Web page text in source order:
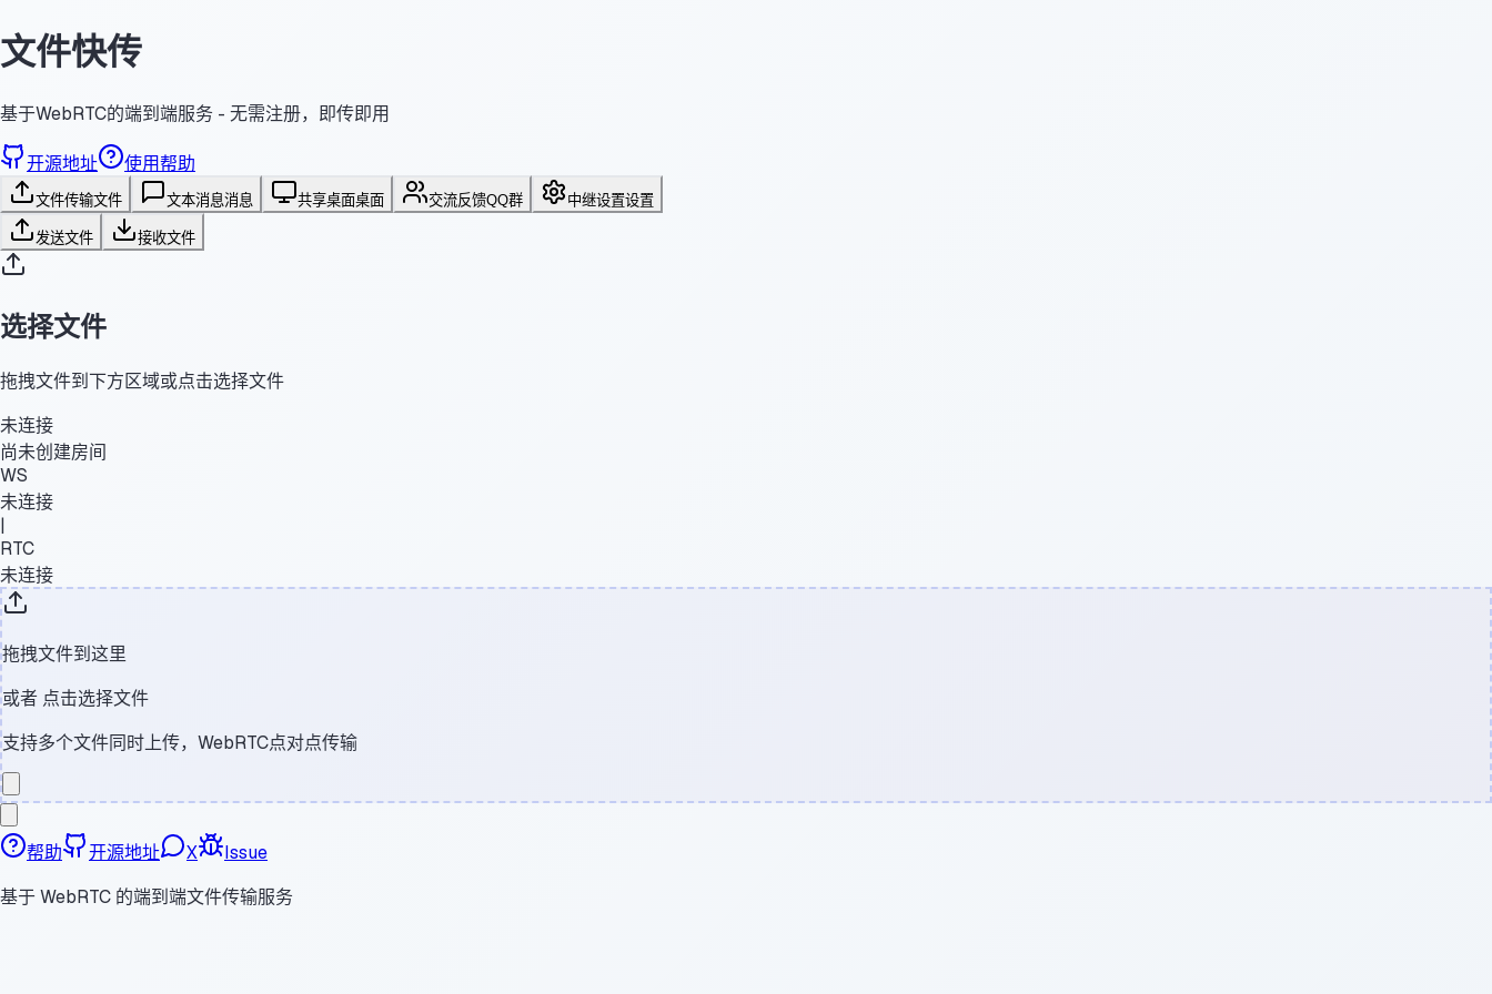
文件快传
基于WebRTC的端到端服务 - 无需注册，即传即用
开源地址 使用帮助
文件传输文件 文本消息消息 共享桌面桌面 交流反馈QQ群 中继设置设置
发送文件 接收文件
选择文件
拖拽文件到下方区域或点击选择文件
未连接
尚未创建房间
WS
未连接
|
RTC
未连接
拖拽文件到这里
或者 点击选择文件
支持多个文件同时上传，WebRTC点对点传输
帮助 开源地址 X
Issue
基于 WebRTC 的端到端文件传输服务